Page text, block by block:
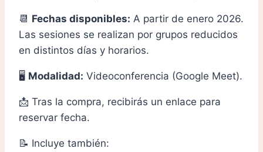
📆 Fechas disponibles: A partir de enero 2026.
Las sesiones se realizan por grupos reducidos
en distintos días y horarios.
🖥️ Modalidad: Videoconferencia (Google Meet).
📩 Tras la compra, recibirás un enlace para
reservar fecha.
📝 Incluye también: